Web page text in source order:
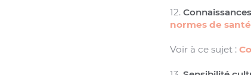
12.
normes de
Voir à ce sujet :